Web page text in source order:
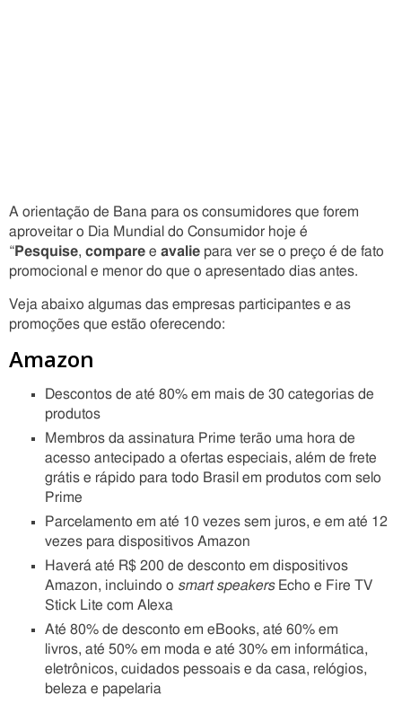
A orientação de Bana para os consumidores que forem
aproveitar o Dia Mundial do Consumidor hoje é
“Pesquise, compare e avalie para ver se o preço é de fato
promocional e menor do que o apresentado dias antes.
Veja abaixo algumas das empresas participantes e as
promoções que estão oferecendo:
Amazon
Descontos de até 80% em mais de 30 categorias de
produtos
Membros da assinatura Prime terão uma hora de
acesso antecipado a ofertas especiais, além de frete
grátis e rápido para todo Brasil em produtos com selo
Prime
Parcelamento em até 10 vezes sem juros, e em até 12
vezes para dispositivos Amazon
Haverá até R$ 200 de desconto em dispositivos
Amazon, incluindo o smart speakersEcho e Fire TV
Stick Lite com Alexa
Até 80% de desconto em eBooks, até 60% em
livros, até 50% em moda e até 30% em informática,
eletrônicos, cuidados pessoais e da casa, relógios,
beleza e papelaria